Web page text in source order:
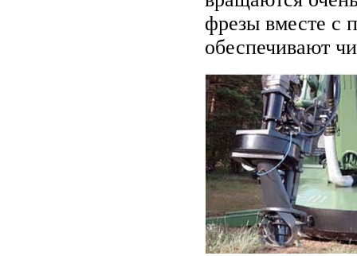
фрезы вместе с
обеспечивают